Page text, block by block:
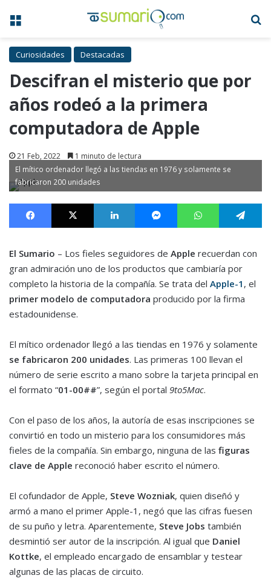
Menú
Curiosidades Destacadas
Descifran el misterio que por
años rodeó a la primera
computadora de Apple
21 Feb, 2022 1 minuto de lectura
El mítico ordenador llegó a las tiendas en 1976 y solamente se
fabricaron 200 unidades
Facebook X LinkedIn MessengerWhatsApp
El Sumario – Los fieles seguidores de Apple recuerdan con
gran admiración uno de los productos que cambiaría por
completo la historia de la compañía. Se trata del Apple-1 , el
primer modelo de computadora producido por la firma
estadounidense.
El mítico ordenador llegó a las tiendas en 1976 y solamente
se fabricaron 200 unidades. Las primeras 100 llevan el
número de serie escrito a mano sobre la tarjeta principal en
el formato “01-00##”, según el portal 9to5Mac.
Con el paso de los años, la autoría de esas inscripciones se
convirtió en todo un misterio para los consumidores más
fieles de la compañía. Sin embargo, ninguna de las figuras
clave de Apple reconoció haber escrito el número.
El cofundador de Apple, Steve Wozniak, quien diseñó y
armó a mano el primer Apple-1, negó que las cifras fuesen
de su puño y letra. Aparentemente, Steve Jobs también
desmintió ser autor de la inscripción. Al igual que Daniel
Kottke, el empleado encargado de ensamblar y testear
algunas de las placas de circuito.